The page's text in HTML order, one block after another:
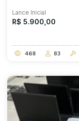
Lance Inicial
R$ 5.900,00
468 83